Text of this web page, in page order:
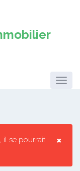
×
, il se pourrait